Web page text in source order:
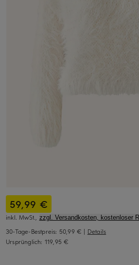
59,99 €
inkl. MwSt., zzgl. Versandkosten, kostenloser
30-Tage-Bestpreis: 50,99 € | Details
Ursprünglich: 119,95 €